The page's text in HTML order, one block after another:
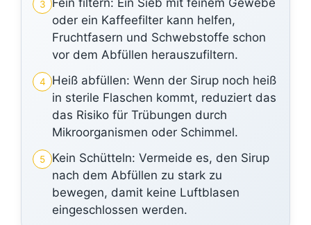
3
Fein filtern: Ein Sieb mit feinem Gewebe
oder ein Kaffeefilter kann helfen,
Fruchtfasern und Schwebstoffe schon
vor dem Abfüllen herauszufiltern.
4
Heiß abfüllen: Wenn der Sirup noch heiß
in sterile Flaschen kommt, reduziert das
das Risiko für Trübungen durch
Mikroorganismen oder Schimmel.
5
Kein Schütteln: Vermeide es, den Sirup
nach dem Abfüllen zu stark zu
bewegen, damit keine Luftblasen
eingeschlossen werden.